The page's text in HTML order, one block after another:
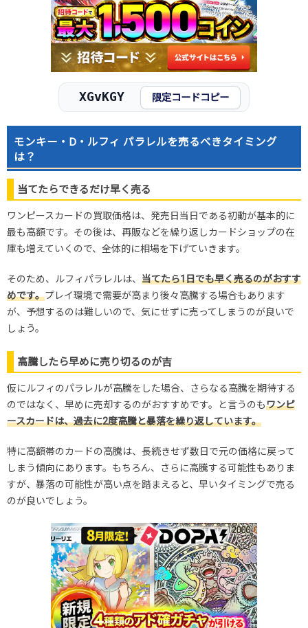
XGvKGY 限定コードコピー
モンキー・D・ルフィ パラレルを売るべきタイミング
は？
当てたらできるだけ早く売る
ワンピースカードの買取価格は、発売日当日である初動が基本的に
最も高額です。その後は、再販などを繰り返しカードショップの在
庫も増えていくので、全体的に相場を下げていきます。
そのため、ルフィパラレルは、 当てたら1日でも早く売るのがおすす
めです。プレイ環境で需要が高まり後々高騰する場合もあります
が、予想するのは難しいので、気にせずに売ってしまうのが良いで
しょう。
高騰したら早めに売り切るのが吉
仮にルフィのパラレルが高騰をした場合、さらなる高騰を期待する
のではなく、早めに売却するのがおすすめです。と言うのもワンピ
ースカードは、過去に2度高騰と暴落を繰り返しています。
特に高額帯のカードの高騰は、長続きせず数日で元の価格に戻って
しまう傾向にあります。もちろん、さらに高騰する可能性もありま
すが、暴落の可能性が高い点を踏まえると、早いタイミングで売る
のが良いでしょう。